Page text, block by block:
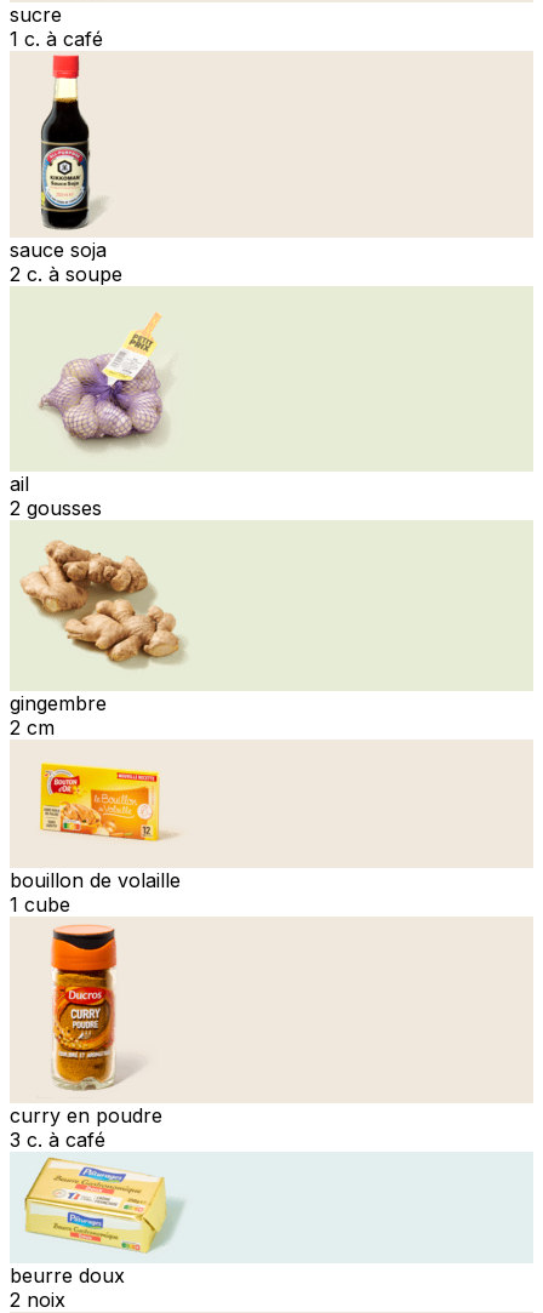
sucre
1 c. à café
sauce soja
2 c. à soupe
ail
2 gousses
gingembre
2 cm
bouillon de volaille
1 cube
curry en poudre
3 c. à café
beurre doux
2 noix